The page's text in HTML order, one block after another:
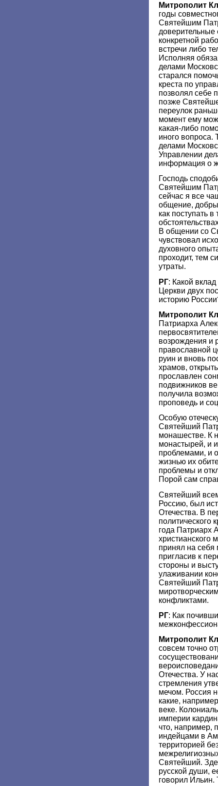
Митрополит
годы
Святейшим
доверительные
конкретной
встречи либо
Исполняя
делами
старался
креста по
позволял себе
позже
переулок
момент ему
какая-либо
иного вопроса.
делами
Управлении
информация о
Господь
Святейшим
сейчас я все
общение,
как поступать
В общении со
чувствовал
духовного
проходит, тем
утраты.
РГ: Какой
Церкви двух
историю
Митрополит
Патриарха
возрождения и
православной
руин и вновь
храмов,
прославлен
подвижников
получила
проповедь и
Особую
Святейший
монашестве. К
монастырей, и
проблемами, и
жизнью их
проблемы и
Порой сам
Святейший
Россию, был
Отечества. В
политического
года Патриарх
христианского
принял на
пригласив к
стороны и
улаживании
Святейший
конфликтами.
РГ: Как
Митрополит
совсем точно
Отечества. У
стремления
мечом. Россия
какие,
веке.
империи
что, например,
индейцами в
территорией
Святейший.
русской души,
говорил Ильин.